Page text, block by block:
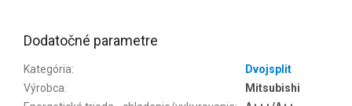
Dodatočné parametre
Kategória:
Dvojsplit
Výrobca:
Mitsubishi